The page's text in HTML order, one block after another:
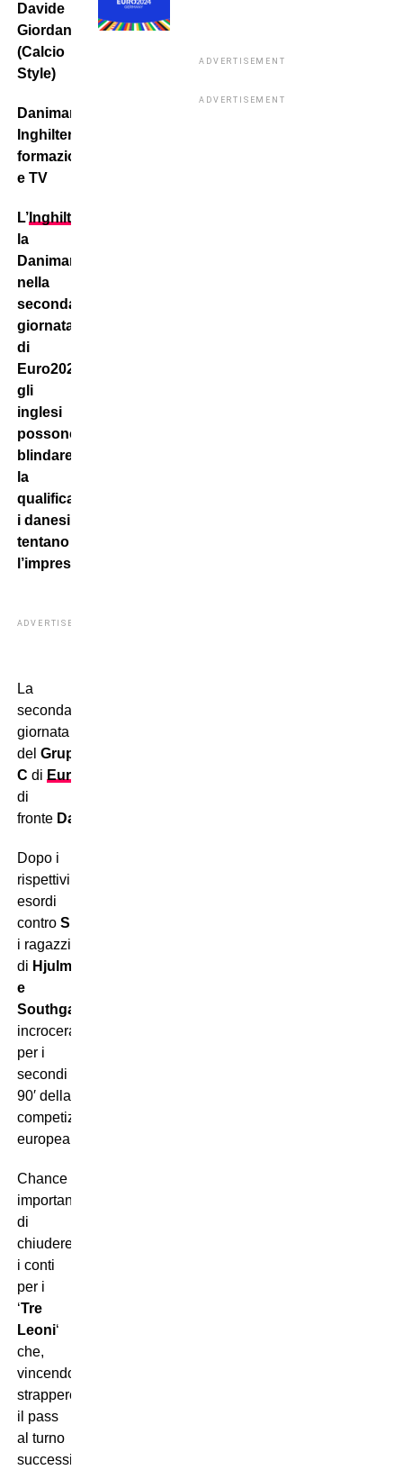
Davide
Giordana
(Calcio
Style)
Danimarca-
Inghilterra:
formazioni
e TV
L’Inghilterra
la
Danimarca
nella
seconda
giornata
di
Euro2024:
gli
inglesi
possono
blindare
la
qualificazione,
i danesi
tentano
l’impresa.
ADVERTISEMENT
La
seconda
giornata
del Gruppo
C di Euro2024
di
fronteDanimarca
Dopo i
rispettivi
esordi
contro Slovenia
i ragazzi
di Hjulmand
e
Southgate
incroceranno
per i
secondi
90′ della
competizione
europea.
Chance
importante
di
chiudere
i conti
per i
‘Tre
Leoni‘
che,
vincendo,
strapperebbero
il pass
al turno
successivo.
ADVERTISEMENT
ADVERTISEMENT